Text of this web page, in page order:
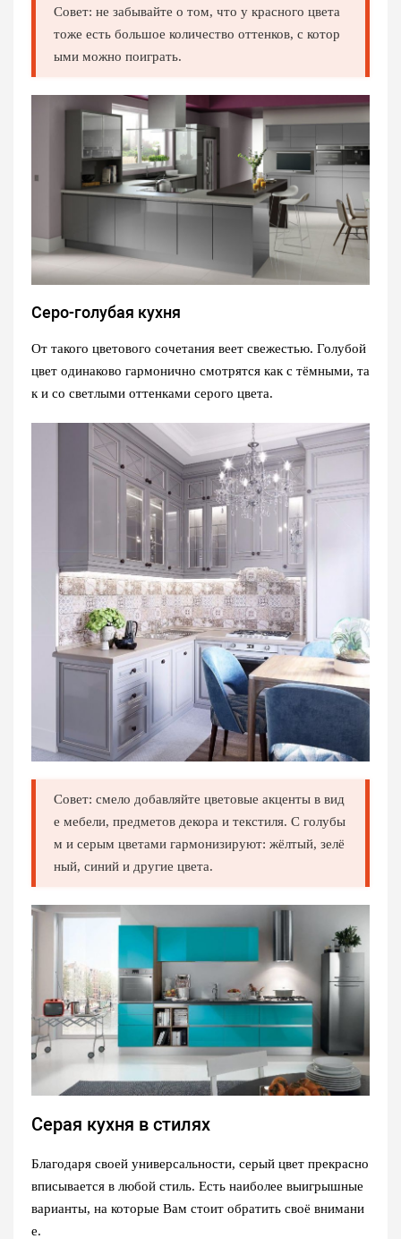
Совет: не забывайте о том, что у красного цвета
тоже есть большое количество оттенков, с котор
ыми можно поиграть.
Серо-голубая кухня
От такого цветового сочетания веет свежестью. Голубой
цвет одинаково гармонично смотрятся как с тёмными, та
к и со светлыми оттенками серого цвета.
Совет: смело добавляйте цветовые акценты в вид
е мебели, предметов декора и текстиля. С голубы
м и серым цветами гармонизируют: жёлтый, зелё
ный, синий и другие цвета.
Серая кухня в стилях
Благодаря своей универсальности, серый цвет прекрасно
вписывается в любой стиль. Есть наиболее выигрышные
варианты, на которые Вам стоит обратить своё внимани
е.